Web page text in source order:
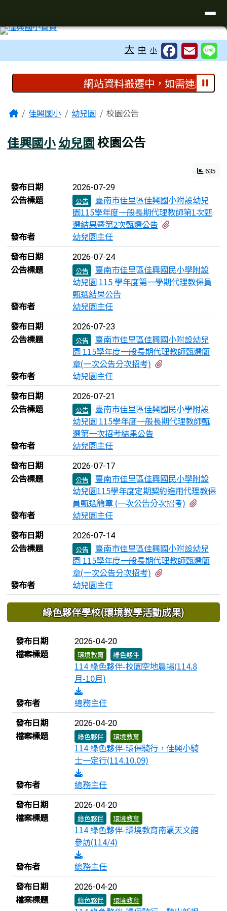
臺南市佳里區佳興國民國小全球資訊
大 中 小
上中區域內容 網站資料搬遷中，如需連結至
主內容區域
Home佳興國小 幼兒園 校園公告
佳興國小幼兒園校園公告
635
新聞列表
發布日期 2026-07-29
公告標題 公告
臺南市佳里區佳興國小附設幼兒
園115學年度一般長期代理教師第1次甄
選結果暨第2次甄選公告
發布者
幼兒園主任
發布日期
2026-07-24
公告標題 公告
臺南市佳里區佳興國民小學附設
幼兒園 115 學年度第一學期代理教保員
甄選結果公告
發布者
幼兒園主任
發布日期
2026-07-23
公告標題 公告
臺南市佳里區佳興國小附設幼兒
園 115學年度一般長期代理教師甄選簡
章(一次公告分次招考)
發布者
幼兒園主任
發布日期
2026-07-21
公告標題 公告
臺南市佳里區佳興國民小學附設
幼兒園 115學年度一般長期代理教師甄
選第一次招考結果公告
發布者
幼兒園主任
發布日期
2026-07-17
公告標題 公告
臺南市佳里區佳興國民小學附設
幼兒園115學年度定期契約進用代理教保
員甄選簡章 (一次公告分次招考)
發布者
幼兒園主任
發布日期
2026-07-14
公告標題 公告
臺南市佳里區佳興國小附設幼兒
園 115學年度一般長期代理教師甄選簡
章(一次公告分次招考)
發布者
幼兒園主任
下中區域內容
綠色夥伴學校(環境教學活動成果)
檔案列表
發布日期 2026-04-20
檔案標題 環境教育 綠色夥伴
114 綠色夥伴-校園空地農場(114.8
月-10月)
發布者
總務主任
發布日期
2026-04-20
檔案標題 綠色夥伴 環境教育
114 綠色夥伴-環保騎行，佳興小騎
士一定行(114.10.09)
發布者
總務主任
發布日期
2026-04-20
檔案標題 綠色夥伴 環境教育
114 綠色夥伴-環境教育南瀛天文館
參訪(114/4)
發布者
總務主任
發布日期
2026-04-20
檔案標題 綠色夥伴 環境教育